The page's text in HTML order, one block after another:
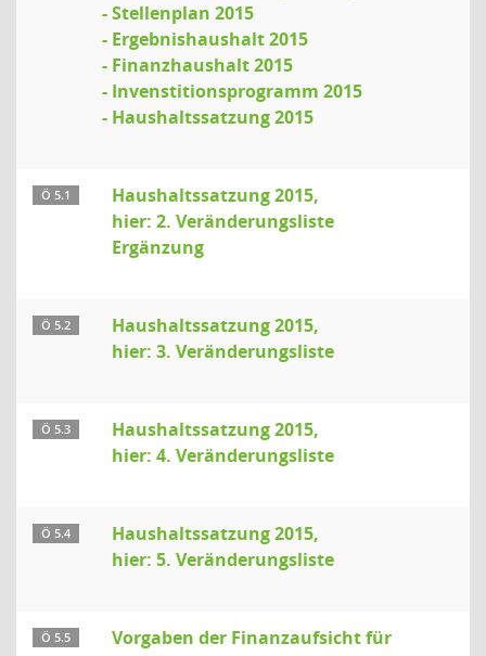
- Stellenplan 2015
- Ergebnishaushalt 2015
- Finanzhaushalt 2015
- Invenstitionsprogramm 2015
- Haushaltssatzung 2015
Ö 5.1
Haushaltssatzung 2015,
hier: 2. Veränderungsliste
Ergänzung
Ö 5.2
Haushaltssatzung 2015,
hier: 3. Veränderungsliste
Ö 5.3
Haushaltssatzung 2015,
hier: 4. Veränderungsliste
Ö 5.4
Haushaltssatzung 2015,
hier: 5. Veränderungsliste
Ö 5.5
Vorgaben der Finanzaufsicht für